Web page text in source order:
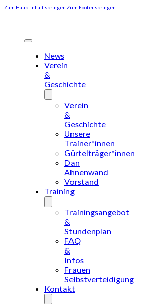
Zum Hauptinhalt springen Zum Footer springen
News
Verein
&
Geschichte
Verein
&
Geschichte
Unsere
Trainer*innen
Gürtelträger*innen
Dan
Ahnenwand
Vorstand
Training
Trainingsangebot
&
Stundenplan
FAQ
&
Infos
Frauen
Selbstverteidigung
Kontakt